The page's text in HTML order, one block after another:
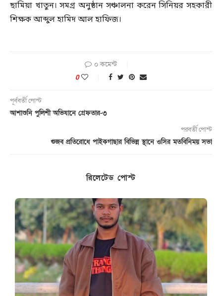
ছামিয়া খাতুন। সমগ্র অনুষ্ঠান সঞ্চালনা করেন সিনিয়র সহকারী
শিক্ষক আব্দুল হামিদ আল হাফিজ।
০ কমেন্ট
0
পূর্ববর্তী পোস্ট
আশাশুনি পুলিশী অভিযানে গ্রেফতার-৩
পরবর্তী পোস্ট
গুজব প্রতিরোধে পাইকগাছার বিভিন্ন স্থানে ওসির মতবিনিময় সভা
রিলেটেড পোস্ট